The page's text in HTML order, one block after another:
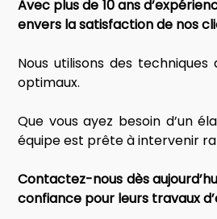
Avec plus de 10 ans
envers la satisfaction de nos
Nous utilisons des
optimaux.
Que vous ayez besoin d’un
équipe est prête à intervenir
Contactez-nous dès
confiance pour leurs travaux